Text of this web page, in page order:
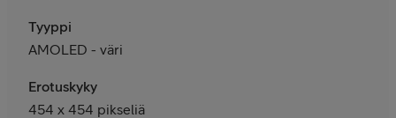
Tyyppi
AMOLED - väri
Erotuskyky
454 x 454 pikseliä